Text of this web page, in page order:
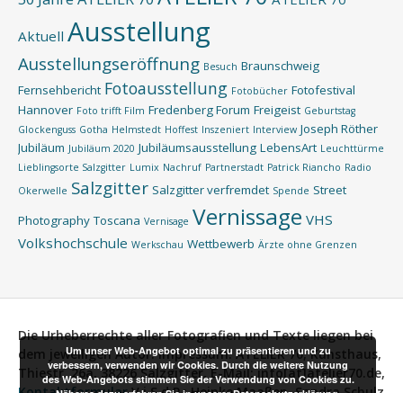
Aktuell Ausstellung
Ausstellungseröffnung Besuch Braunschweig
Fernsehbericht Fotoausstellung Fotobücher Fotofestival
Hannover Foto trifft Film Fredenberg Forum Freigeist Geburtstag
Glockenguss Gotha Helmstedt Hoffest Inszeniert Interview Joseph Röther
Jubiläum Jubiläum 2020 Jubiläumsausstellung LebensArt Leuchttürme
Lieblingsorte Salzgitter Lumix Nachruf Partnerstadt Patrick Riancho Radio
Okerwelle Salzgitter Salzgitter verfremdet Spende Street
Photography Toscana Vernisage Vernissage VHS
Volkshochschule Werkschau Wettbewerb Ärzte ohne Grenzen
Die Urheberrechte aller Fotografien und Texte liegen bei
dem jeweiligen Autor.Impressum: ATELIER 70, Kunsthaus,
Thiestr. 26a, 38226 Salzgitter, E-Mail: info[at]atelier70.de,
Um unser Web-Angebot optimal zu präsentieren und zu
verbessern, verwenden wir Cookies. Durch die weitere Nutzung
des Web-Angebots stimmen Sie der Verwendung von Cookies zu.